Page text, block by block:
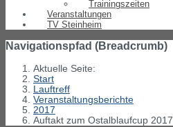
Trainingszeiten
Veranstaltungen
TV Steinheim
Navigationspfad (Breadcrumb)
Aktuelle Seite:
Start
Lauftreff
Veranstaltungsberichte
2017
Auftakt zum Ostalblaufcup 2017